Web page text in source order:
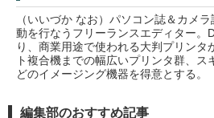
（いいづか なお）パソコン誌＆カメ
動を行なうフリーランスエディター。
り、商業用途で使われる大判プリンタ
ト複合機までの幅広いプリンタ群、ス
どのイメージング機器を得意とする。
編集部のおすすめ記事